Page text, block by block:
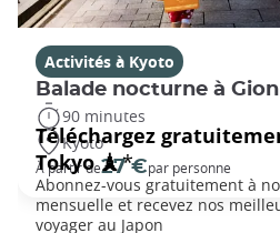
Activités à Kyoto
Balade nocturne à Gion
90 minutes
Kyoto
À partir de27 €par personne